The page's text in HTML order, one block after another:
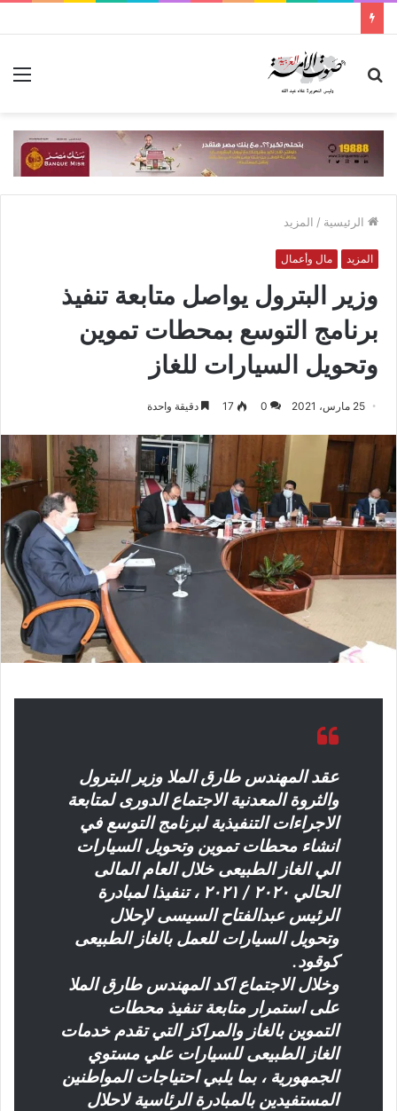
بحث
الرئيسية / المزيد
المزيد مال وأعمال
وزير البترول يواصل متابعة تنفيذ
برنامج التوسع بمحطات تموين
وتحويل السيارات للغاز
25 مارس، 2021 0
17 دقيقة واحدة
عقد المهندس طارق الملا وزير البترول
والثروة المعدنية الاجتماع الدورى لمتابعة
الاجراءات التنفيذية لبرنامج التوسع في
انشاء محطات تموين وتحويل السيارات
الي الغاز الطبيعى خلال العام المالى
الحالي ٢٠٢٠ / ٢٠٢١ ، تنفيذا لمبادرة
الرئيس عبدالفتاح السيسى لإحلال
وتحويل السيارات للعمل بالغاز الطبيعى
كوقود.
وخلال الاجتماع اكد المهندس طارق الملا
على استمرار متابعة تنفيذ محطات
التموين بالغاز والمراكز التي تقدم خدمات
الغاز الطبيعى للسيارات علي مستوي
الجمهورية ، بما يلبي احتياجات المواطنين
المستفيدين بالمبادرة الرئاسية لاحلال